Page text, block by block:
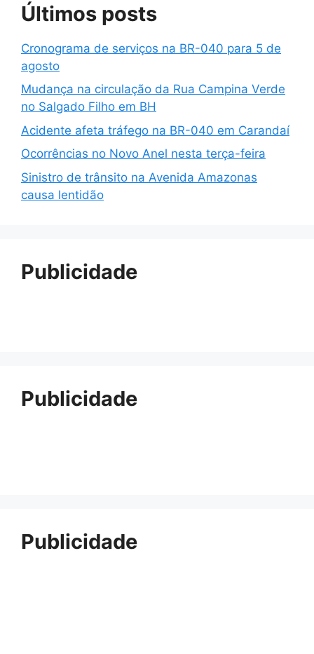
Últimos posts
Cronograma de serviços na BR-040 para 5 de
agosto
Mudança na circulação da Rua Campina Verde
no Salgado Filho em BH
Acidente afeta tráfego na BR-040 em Carandaí
Ocorrências no Novo Anel nesta terça-feira
Sinistro de trânsito na Avenida Amazonas
causa lentidão
Publicidade
Publicidade
Publicidade